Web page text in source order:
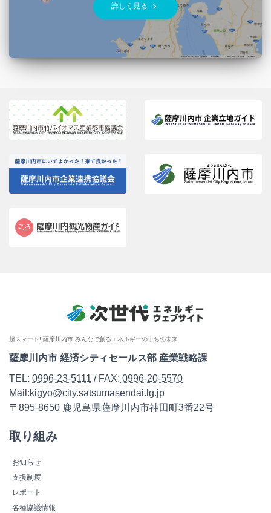
詳しく見る keyboard_arrow_right
超スマート! 薩摩川内市 みんなで創るエネルギーのまちの未来
薩摩川内市 経済シティセールス部 産業戦略課
TEL: 0996-23-5111 / FAX: 0996-20-5570
Mail:kigyo@city.satsumasendai.lg.jp
〒895-8650 鹿児島県薩摩川内市神田町3番22号
取り組み
お知らせ
支援制度
レポート
各種協議情報